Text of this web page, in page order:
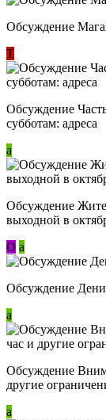
Обсуждение
Т
Обсуждение
субботам: адреса
a
Обсуждение
выходной в
О a
Обсуждение
a
Обсуждение
другие
a